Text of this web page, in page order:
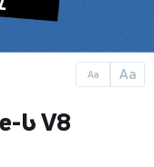
Aa Aa
ს V8